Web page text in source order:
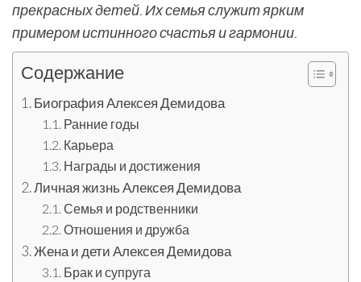
прекрасных детей. Их семья служит ярким
примером истинного счастья и гармонии.
Содержание
Биография Алексея Демидова
Ранние годы
Карьера
Награды и достижения
Личная жизнь Алексея Демидова
Семья и родственники
Отношения и дружба
Жена и дети Алексея Демидова
Брак и супруга